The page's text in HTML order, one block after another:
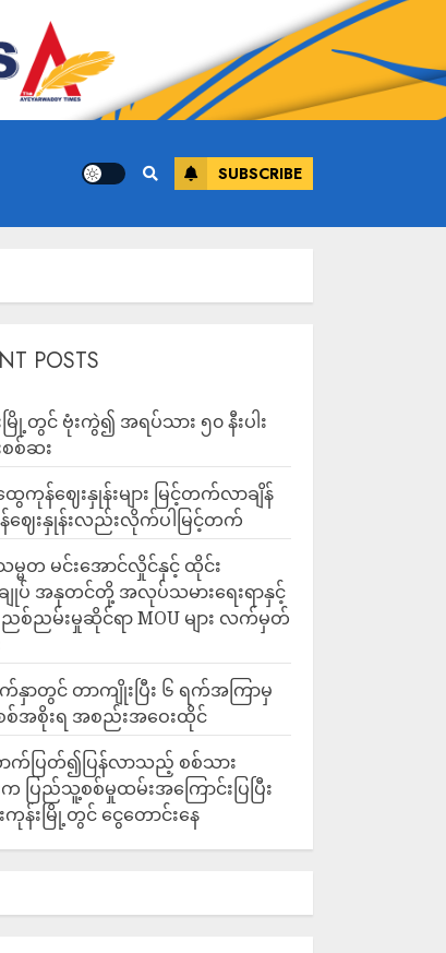
SUBSCRIBE
POSTS
မြို့တွင် ဗုံးကွဲ၍ အရပ်သား ၅၀ နီးပါး
စ်ဆး
ကုန်ဈေးနှုန်းများ မြင့်တက်လာချိန်
ဈေးနှုန်းလည်းလိုက်ပါမြင့်တက်
မ္မတ မင်းအောင်လှိုင်နှင့် ထိုင်း
ချုပ် အနုတင်တို့ အလုပ်သမားရေးရာနှင့်
ညစ်ညမ်းမှုဆိုင်ရာ MOU များ လက်မှတ်
နှာတွင် တာကျိုးပြီး ၆ ရက်အကြာမှ
စ်အစိုးရ အစည်းအဝေးထိုင်
ာက်ပြတ်၍ပြန်လာသည့် စစ်သား
ပြည်သူ့စစ်မှုထမ်းအကြောင်းပြပြီး
ကုန်းမြို့တွင် ငွေတောင်းနေ